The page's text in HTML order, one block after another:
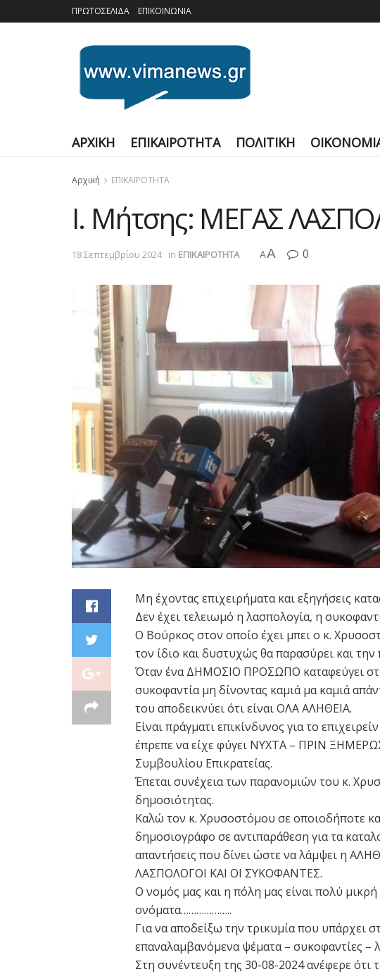
ΠΡΩΤΟΣΕΛΙΔΑ ΕΠΙΚΟΙΝΩΝΙΑ
ΑΡΧΙΚΗ ΕΠΙΚΑΙΡΟΤΗΤΑ ΠΟΛΙΤΙΚΗ
Αρχική ΕΠΙΚΑΙΡΟΤΗΤΑ
I. Μήτσης: ΜΕΓΑΣ
18 Σεπτεμβρίου 2024 in ΕΠΙΚΑΙΡΟΤΗΤΑ AA 0
Μη έχοντας επιχειρήματα και εξηγήσεις
Δεν έχει τελειωμό η λασπολογία, η
Ο Βούρκος στον οποίο έχει μπει ο κ.
τον ίδιο και δυστυχώς θα παρασύρει και
Όταν ένα ΔΗΜΟΣΙΟ ΠΡΟΣΩΠΟ καταφεύγει
συκοφαντία μη δίνοντας καμιά μα καμιά
του αποδεικνύει ότι είναι ΟΛΑ ΑΛΗΘΕΙΑ.
Είναι πράγματι επικίνδυνος για το
έπρεπε να είχε φύγει ΝΥΧΤΑ – ΠΡΙΝ
Συμβουλίου Επικρατείας.
Έπεται συνέχεια των παρανομιών του κ.
δημοσιότητας.
Καλώ τον κ. Χρυσοστόμου σε οποιοδήποτε
δημοσιογράφο σε αντιπαράθεση για τα
απαντήσεις που δίνει ώστε να λάμψει η
ΛΑΣΠΟΛΟΓΟΙ ΚΑΙ ΟΙ ΣΥΚΟΦΑΝΤΕΣ.
Ο νομός μας και η πόλη μας είναι πολύ
ονόματα………………..
Για να αποδείξω την τρικυμία που υπάρχει
επαναλαμβανόμενα ψέματα – συκοφαντίες –
Στη συνέντευξη της 30-08-2024 ανέφερε